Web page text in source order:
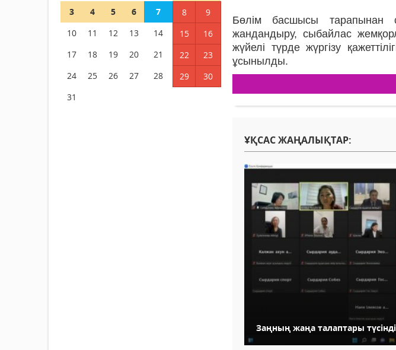
3
4 5 6 7 8
9
10
11 12 13 14 15
16
17
18 19 20 21 22
23
24
25 26 27 28 29
30
31
Бөлім басшысы тарапынан
жандандыру, сыбайлас
жүйелі түрде жүргізу
ұсынылды.
ҰҚСАС ЖАҢАЛЫҚТАР:
Заңның жаңа талаптары